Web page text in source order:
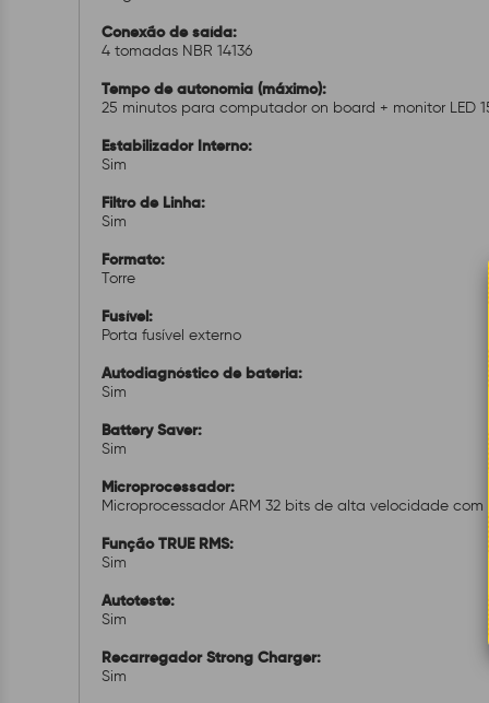
Conexão de saída:
4 tomadas NBR 14136
Tempo de autonomia (máximo):
25 minutos para computador on board + monitor LED
Estabilizador Interno:
Sim
Filtro de Linha:
Sim
Formato:
Torre
Fusível:
Porta fusível externo
Autodiagnóstico de bateria:
Sim
Battery Saver:
Sim
Microprocessador:
Microprocessador ARM 32 bits de alta velocidade com
Função TRUE RMS:
Sim
Autoteste:
Sim
Recarregador Strong Charger:
Sim